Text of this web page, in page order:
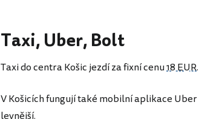
Taxi, Uber, Bolt
Taxi do centra Košic jezdí za fixní cenu18 EUR.
V Košicích fungují také mobilní aplikace
levnější.